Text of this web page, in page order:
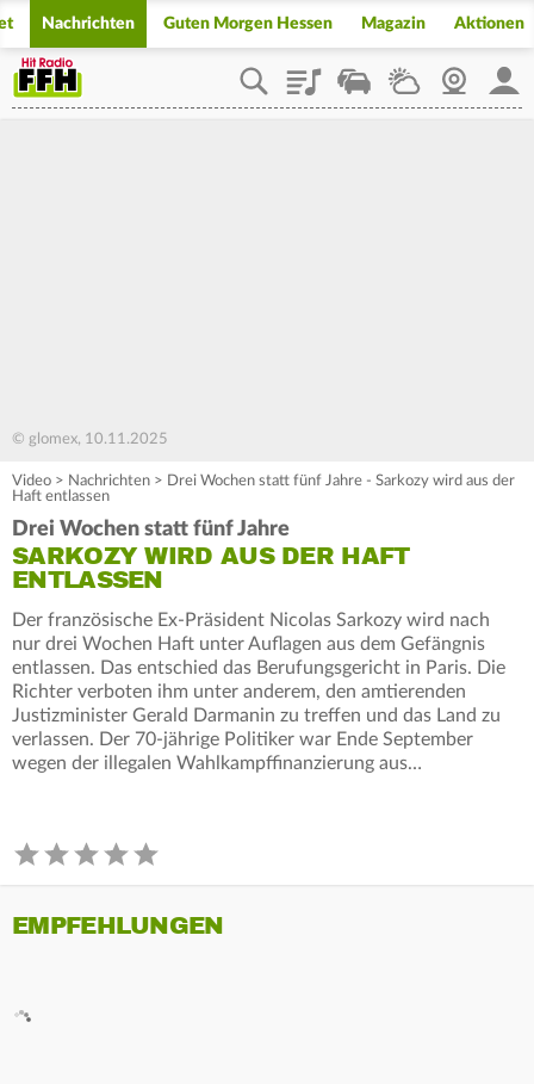
Nachrichten Guten Morgen Hessen Magazin Aktionen
PlaylistStaupilotWetterWebcam
© glomex, 10.11.2025
Video > Nachrichten > Drei Wochen statt fünf Jahre - Sarkozy wird aus der
Haft entlassen
Drei Wochen statt fünf Jahre
SARKOZY WIRD AUS DER HAFT
ENTLASSEN
Der französische Ex-Präsident Nicolas Sarkozy wird nach
nur drei Wochen Haft unter Auflagen aus dem Gefängnis
entlassen. Das entschied das Berufungsgericht in Paris. Die
Richter verboten ihm unter anderem, den amtierenden
Justizminister Gerald Darmanin zu treffen und das Land zu
verlassen. Der 70-jährige Politiker war Ende September
wegen der illegalen Wahlkampffinanzierung aus…
EMPFEHLUNGEN